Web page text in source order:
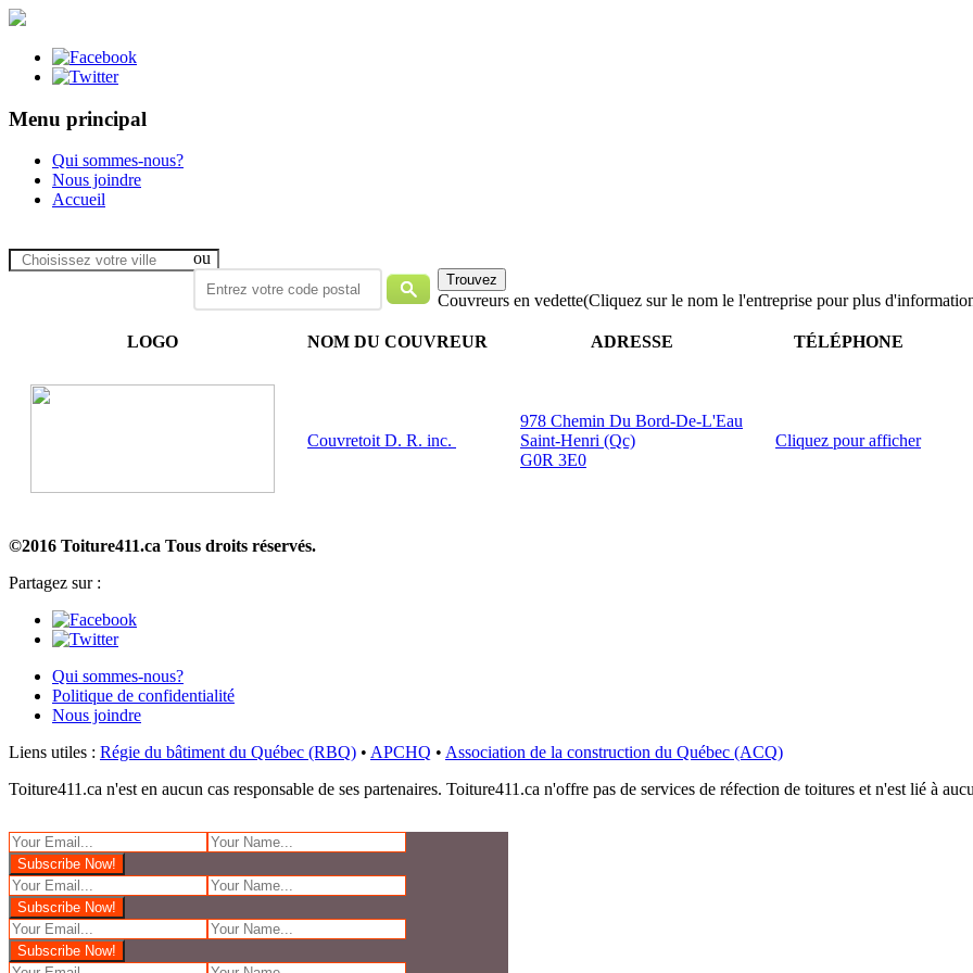
Menu principal
Qui sommes-nous?
Nous joindre
Accueil
ou
Couvreurs en vedette(Cliquez sur le nom le l'entreprise pour plus
LOGO NOM DU COUVREUR ADRESSE TÉLÉPHONE
Couvretoit D. R. inc.
978 Chemin Du Bord-De-L'Eau
Saint-Henri (Qc)
G0R 3E0
Cliquez pour afficher
©2016 Toiture411.ca Tous droits réservés.
Partagez sur :
Qui sommes-nous?
Politique de confidentialité
Nous joindre
Liens utiles : Régie du bâtiment du Québec (RBQ) • APCHQ • Association de la construction du Québec (ACQ)
Toiture411.ca n'est en aucun cas responsable de ses partenaires. Toiture411.ca n'offre pas de services de réfection de toitures et n'est lié à